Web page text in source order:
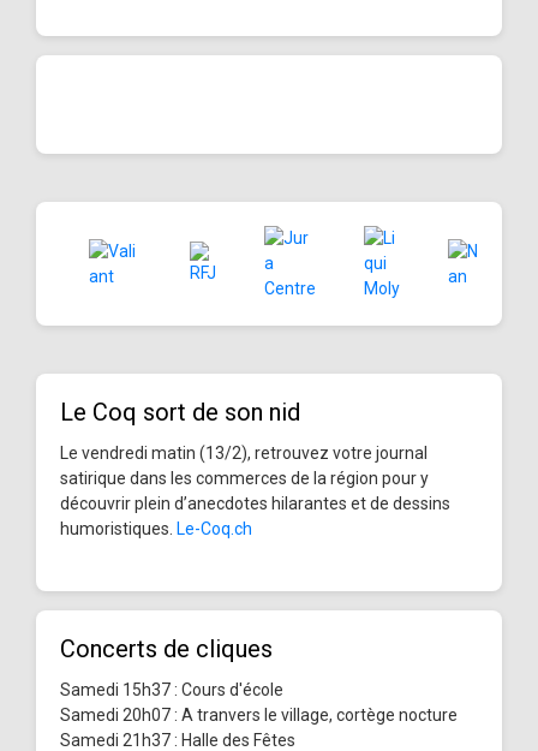
Le Coq sort de son nid
Le vendredi matin (13/2), retrouvez votre journal
satirique dans les commerces de la région pour y
découvrir plein d’anecdotes hilarantes et de dessins
humoristiques. Le-Coq.ch
Concerts de cliques
Samedi 15h37 : Cours d'école
Samedi 20h07 : A tranvers le village, cortège nocture
Samedi 21h37 : Halle des Fêtes